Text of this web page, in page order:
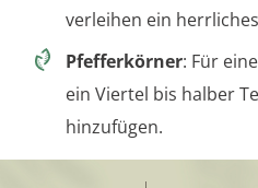
verleihen ein
Pfefferkörner: Für
ein Viertel bis halber
hinzufügen.